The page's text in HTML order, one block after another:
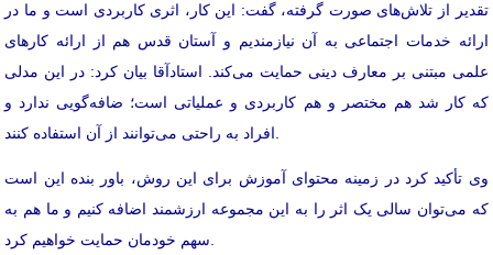
تقدیر از تلاش‌های صورت گرفته، گفت: این کار، اثری کاربردی است و ما در
ارائه خدمات اجتماعی به آن نیازمندیم و آستان قدس هم از ارائه کارهای
علمی مبتنی بر معارف دینی حمایت می‌کند. استادآقا بیان کرد: در این مدلی
که کار شد هم مختصر و هم کاربردی و عملیاتی است؛ ضافه‌گویی ندارد و
افراد به راحتی می‌توانند از آن استفاده کنند.
وی تأکید کرد در زمینه محتوای آموزش برای این روش، باور بنده این است
که می‌توان سالی یک اثر را به این مجموعه ارزشمند اضافه کنیم و ما هم به